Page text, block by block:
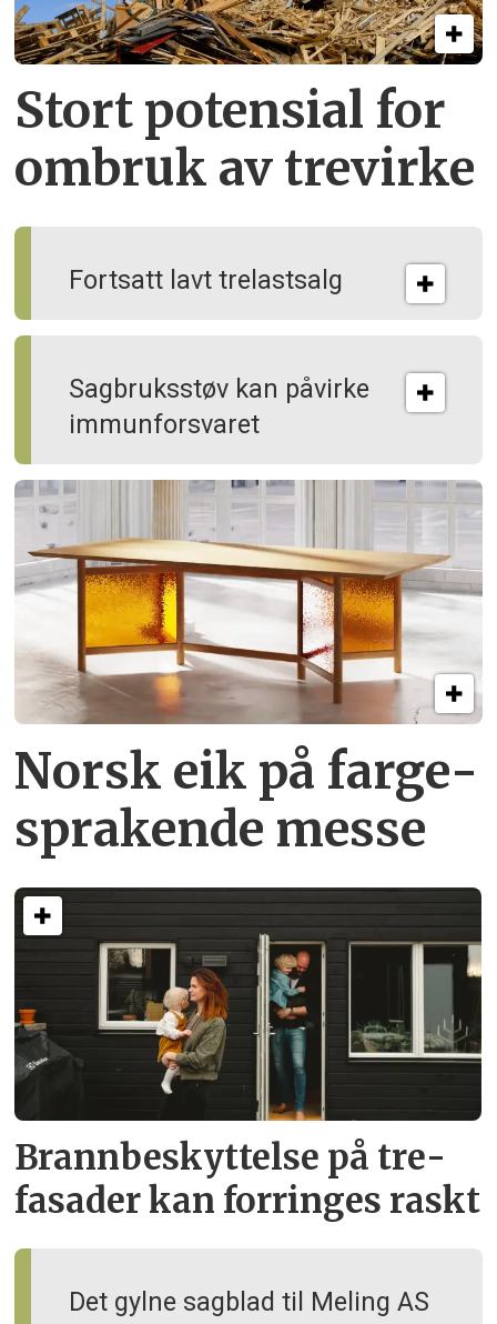
Stort potensial for
ombruk av tre­virke
Fortsatt lavt trelastsalg
Sagbruksstøv kan på­virke
immun­forsvaret
Norsk eik på farge­
sprakende messe
Brann­beskyttelse på tre­
fasader kan forringes raskt
Det gylne sagblad til Meling AS